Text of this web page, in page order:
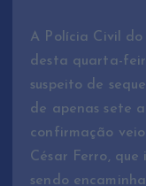
A Polícia Civil
desta quarta-
suspeito de
de apenas sete
confirmação
César Ferro, que
sendo